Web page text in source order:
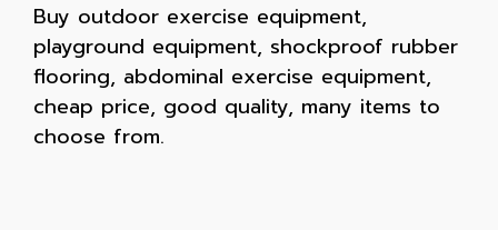
Buy outdoor exercise equipment,
playground equipment, shockproof rubber
flooring, abdominal exercise equipment,
cheap price, good quality, many items to
choose from.